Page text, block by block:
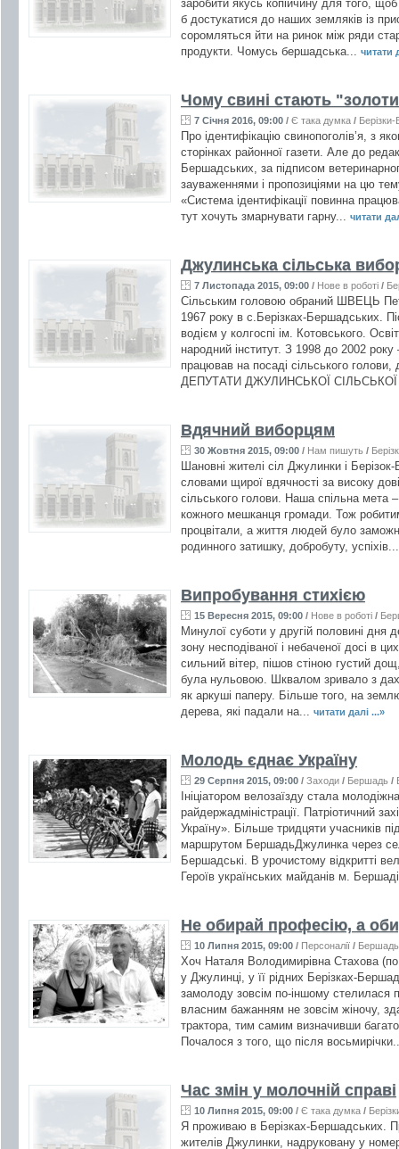
заробити якусь копійчину для того,
б достукатися до наших земляків із
соромляться йти на ринок між ряди
продукти. Чомусь бершадська... читати
Чому свині стають
7 Січня 2016, 09:00 / Є така думка /
Про ідентифікацію свинопоголів’я, з
сторінках районної газети. Але до
Бершадських, за підписом
зауваженнями і пропозиціями на цю
«Система ідентифікації повинна
тут хочуть змарнувати гарну... читати
Джулинська сільська
7 Листопада 2015, 09:00 / Нове в роботі /
Сільським головою обраний ШВЕЦЬ
1967 року в с.Берізках-Бершадських.
водієм у колгоспі ім. Котовського.
народний інститут. З 1998 до 2002
працював на посаді сільського
ДЕПУТАТИ ДЖУЛИНСЬКОЇ
Вдячний виборцям
30 Жовтня 2015, 09:00 / Нам пишуть /
Шановні жителі сіл Джулинки і
словами щирої вдячності за високу
сільського голови. Наша спільна мета
кожного мешканця громади. Тож
процвітали, а життя людей було
родинного затишку, добробуту,
Випробування стихією
15 Вересня 2015, 09:00 / Нове в роботі /
Минулої суботи у другій половині дня
зону несподіваної і небаченої досі в
сильний вітер, пішов стіною густий
була нульовою. Шквалом зривало з
як аркуші паперу. Більше того, на
дерева, які падали на... читати далі ...»
Молодь єднає Україну
29 Серпня 2015, 09:00 / Заходи / Бершадь /
Ініціатором велозаїзду стала
райдержадміністрації. Патріотичний
Україну». Більше тридцяти учасників
маршрутом БершадьДжулинка через
Бершадські. В урочистому відкритті
Героїв українських майданів м.
Не обирай професію, а
10 Липня 2015, 09:00 / Персоналії / Бершадь
Хоч Наталя Володимирівна Стахова
у Джулинці, у її рідних Берізках-
замолоду зовсім по-іншому
власним бажанням не зовсім жіночу,
трактора, тим самим визначивши
Почалося з того, що після
Час змін у молочній справі
10 Липня 2015, 09:00 / Є така думка /
Я проживаю в Берізках-Бершадських.
жителів Джулинки, надруковану у